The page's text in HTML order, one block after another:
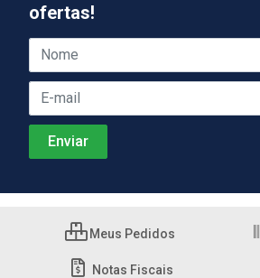
ofertas!
Meus Pedidos
Notas Fiscais